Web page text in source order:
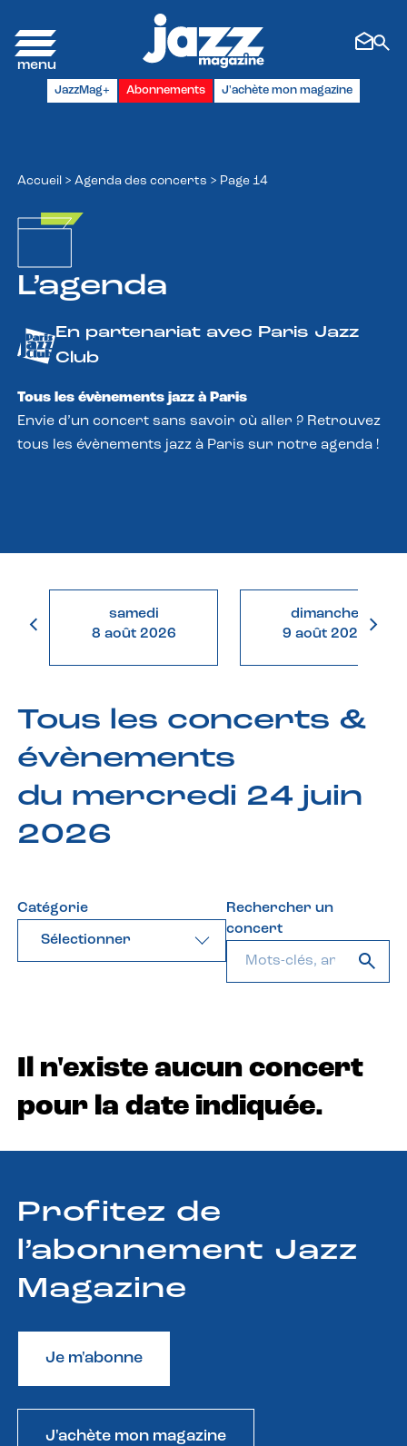
JazzMag+ Abonnements J'achète mon magazine
Accueil > Agenda des concerts > Page 14
L’agenda
En partenariat avec Paris Jazz
Club
Tous les évènements jazz à Paris
Envie d’un concert sans savoir où aller ? Retrouvez
tous les évènements jazz à Paris sur notre agenda !
samedi
8 août 2026
dimanche
9 août 2026
Tous les concerts &
évènements
du mercredi 24 juin
2026
Catégorie
Sélectionner
Rechercher un
concert
Il n'existe aucun concert
pour la date indiquée.
Profitez de
l’abonnement Jazz
Magazine
Je m'abonne
J'achète mon magazine